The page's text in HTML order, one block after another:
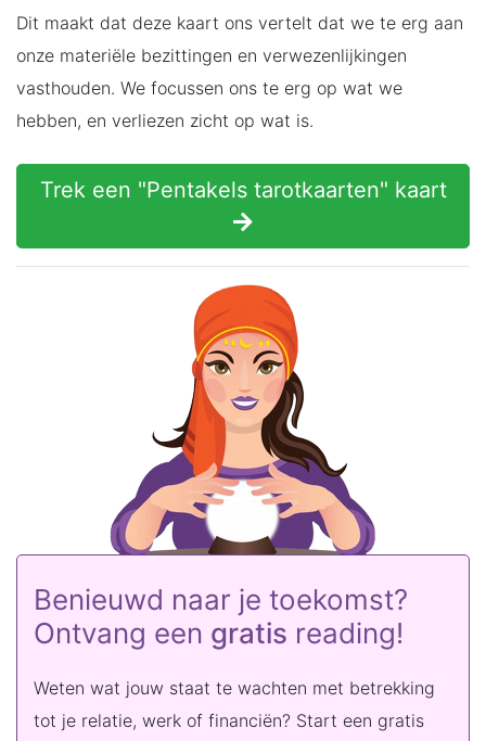
Dit maakt dat deze kaart ons vertelt dat we te erg aan
onze materiële bezittingen en verwezenlijkingen
vasthouden. We focussen ons te erg op wat we
hebben, en verliezen zicht op wat is.
Trek een "Pentakels tarotkaarten" kaart
Benieuwd naar je toekomst?
Ontvang een gratis reading!
Weten wat jouw staat te wachten met betrekking
tot je relatie, werk of financiën? Start een gratis